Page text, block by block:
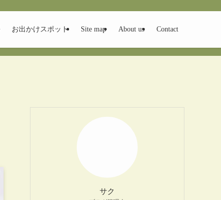
お出かけスポット Site map About us Contact
サク